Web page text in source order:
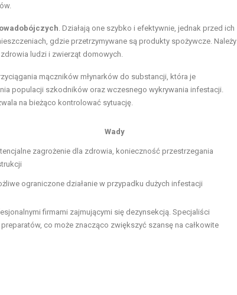
. Działają one szybko i efektywnie, jednak przed ich
gdzie przetrzymywane są produkty spożywcze. Należy
ludzi i zwierząt domowych.
mączników młynarków do substancji, która je
populacji szkodników oraz wczesnego wykrywania infestacji.
na bieżąco kontrolować sytuację.
Wady
zagrożenie dla zdrowia, konieczność przestrzegania
ograniczone działanie w przypadku dużych infestacji
firmami zajmującymi się dezynsekcją. Specjaliści
co może znacząco zwiększyć szansę na całkowite